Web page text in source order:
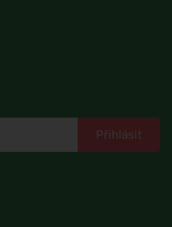
Přihlásit